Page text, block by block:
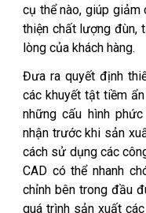
cụ thể nào, giúp
thiện chất lượng đùn,
lòng của khách hàng.
Đưa ra quyết định
các khuyết tật tiềm
những cấu hình
nhận trước khi sản
cách sử dụng các
CAD có thể nhanh
chỉnh bên trong đầu
quá trình sản xuất